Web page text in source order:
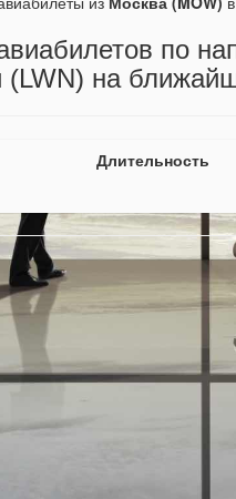
по
на
Длительность